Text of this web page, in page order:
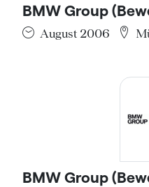
BMW Group
August 2006
BMW Group